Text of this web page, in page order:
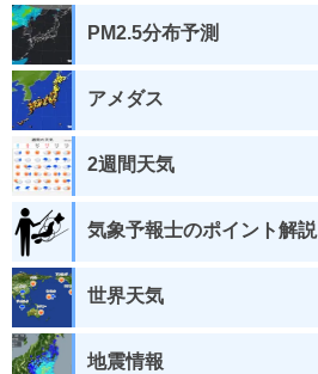
PM2.5分布予測
アメダス
2週間天気
気象予報士のポイント解説
世界天気
地震情報